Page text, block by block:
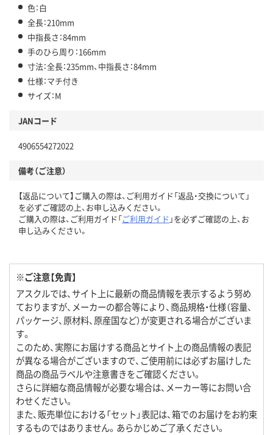
色：白
全長：210mm
中指長さ：84mm
手のひら周り：166mm
寸法：全長：235mm、中指長さ：84mm
仕様：マチ付き
サイズ：M
JANコード
4906554272022
備考（ご注意）
【返品について】ご購入の際は、ご利用ガイド「返品・交換について」
を必ずご確認の上、お申し込みください。
ご購入の際は、ご利用ガイド「ご利用ガイド 」を必ずご確認の上、お
申し込みください。
※ご注意【免責】
アスクルでは、サイト上に最新の商品情報を表示するよう努め
ておりますが、メーカーの都合等により、商品規格・仕様（容量、
パッケージ、原材料、原産国など）が変更される場合がございま
す。
このため、実際にお届けする商品とサイト上の商品情報の表記
が異なる場合がございますので、ご使用前には必ずお届けした
商品の商品ラベルや注意書きをご確認ください。
さらに詳細な商品情報が必要な場合は、メーカー等にお問い合
わせください。
また、販売単位における「セット」表記は、箱でのお届けをお約束
するものではありません。あらかじめご了承ください。